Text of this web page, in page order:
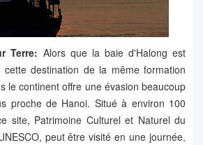
Terre: Alors que la baie d'Halong est
cette destination de la même formation
le continent offre une évasion beaucoup
proche de Hanoi. Situé à environ 100
site, Patrimoine Culturel et Naturel du
peut être visité en une journée,